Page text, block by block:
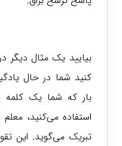
بیایید یک مثال دیگر
کنید شما در حال
بار که شما یک کلمه
استفاده می‌کنید،
تبریک می‌گوید. این